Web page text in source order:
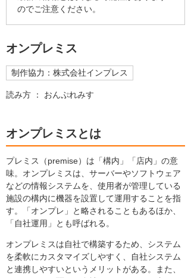
のでご注意ください。
オンプレミス
制作協力：株式会社インプレス
読み方 ： おんぷれみす
オンプレミスとは
プレミス（premise）は「構内」「店内」の意
味。オンプレミスは、サーバーやソフトウェア
などの情報システムを、使用者が管理している
施設の構内に機器を設置して運用することを指
す。「オンプレ」と略されることもあるほか、
「自社運用」とも呼ばれる。
オンプレミスは自社で構築するため、システム
を柔軟にカスタマイズしやすく、自社システム
と連携しやすいというメリットがある。また、